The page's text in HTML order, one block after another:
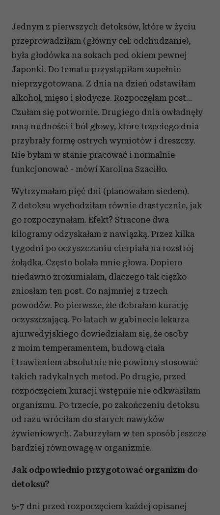
Jednym z pierwszych detoksów, które w życiu
przeprowadziłam (główny cel: odchudzanie),
była głodówka na sokach pod okiem pewnej
Japonki. Do tematu przystąpiłam zupełnie
nieprzygotowana. Z dnia na dzień odstawiłam
alkohol, mięso i słodycze. Rozpoczęłam post...
Czułam się potwornie. Drugiego dnia owładnęły
mną nudności i ból głowy, które trzeciego dnia
przybrały formę ostrych wymiotów i dreszczy.
Nie byłam w stanie pracować i normalnie
funkcjonować - mówi Karolina Szaciłło.
Wytrzymałam pięć dni (planowałam siedem).
Z detoksu wychodziłam równie drastycznie, jak
go rozpoczynałam. Efekt? Stracone dwa
kilogramy odzyskałam z nawiązką. Przez kilka
tygodni po oczyszczaniu cierpiała na rozstrój
żołądka. Często bolała mnie głowa. Dopiero
niedawno zrozumiałam, dlaczego tak ciężko
zniosłam ten post. Co najmniej z trzech
powodów. Po pierwsze, źle dobrałam kurację
oczyszczającą. Po latach w gabinecie lekarza
ajurwedyjskiego dowiedziałam się, że osoby
z moim temperamentem, budową ciała
i trawieniem absolutnie nie powinny stosować
takich radykalnych metod. Po drugie, przed
rozpoczęciem kuracji wstępnie nie odkwasiłam
organizmu. Po trzecie, po zakończeniu detoksu
od razu wróciłam do starych nawyków
żywieniowych. Zaburzyłam w ten sposób jeszcze
bardziej równowagę w organizmie.
Jak odpowiednio przygotować organizm do
detoksu?
5-7 dni przed rozpoczęciem każdej opisanej